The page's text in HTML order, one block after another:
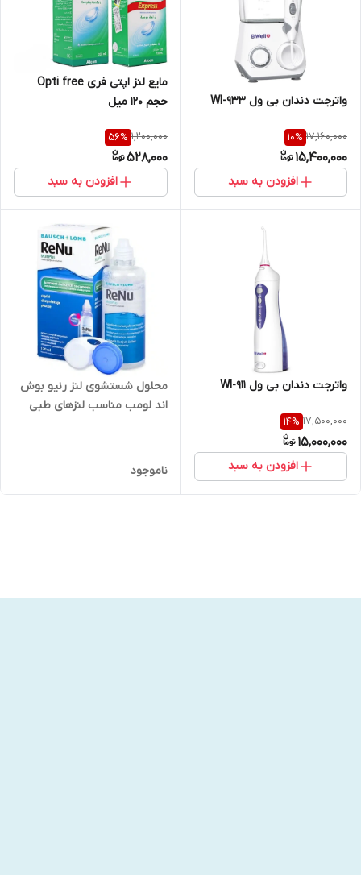
واترجت دندان بی ول WI-933
17,160,000
10%
15,400,000
افزودن به سبد
مایع لنز اپتی فری Opti free
حجم 120 میل
1,200,000
56%
528,000
افزودن به سبد
واترجت دندان بی ول WI-911
17,500,000
14%
15,000,000
افزودن به سبد
محلول شستشوی لنز رنیو بوش
اند لومب مناسب لنزهای طبی
ناموجود